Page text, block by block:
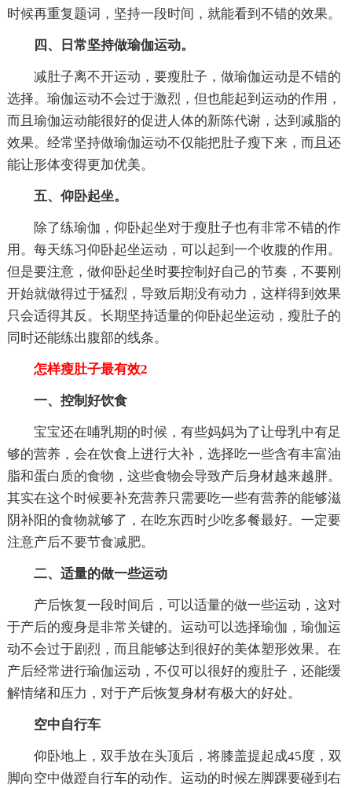
时候再重复题词，坚持一段时间，就能看到不错的效果。
四、日常坚持做瑜伽运动。
减肚子离不开运动，要瘦肚子，做瑜伽运动是不错的
选择。瑜伽运动不会过于激烈，但也能起到运动的作用，
而且瑜伽运动能很好的促进人体的新陈代谢，达到减脂的
效果。经常坚持做瑜伽运动不仅能把肚子瘦下来，而且还
能让形体变得更加优美。
五、仰卧起坐。
除了练瑜伽，仰卧起坐对于瘦肚子也有非常不错的作
用。每天练习仰卧起坐运动，可以起到一个收腹的作用。
但是要注意，做仰卧起坐时要控制好自己的节奏，不要刚
开始就做得过于猛烈，导致后期没有动力，这样得到效果
只会适得其反。长期坚持适量的仰卧起坐运动，瘦肚子的
同时还能练出腹部的线条。
怎样瘦肚子最有效2
一、控制好饮食
宝宝还在哺乳期的时候，有些妈妈为了让母乳中有足
够的营养，会在饮食上进行大补，选择吃一些含有丰富油
脂和蛋白质的食物，这些食物会导致产后身材越来越胖。
其实在这个时候要补充营养只需要吃一些有营养的能够滋
阴补阳的食物就够了，在吃东西时少吃多餐最好。一定要
注意产后不要节食减肥。
二、适量的做一些运动
产后恢复一段时间后，可以适量的做一些运动，这对
于产后的瘦身是非常关键的。运动可以选择瑜伽，瑜伽运
动不会过于剧烈，而且能够达到很好的美体塑形效果。在
产后经常进行瑜伽运动，不仅可以很好的瘦肚子，还能缓
解情绪和压力，对于产后恢复身材有极大的好处。
空中自行车
仰卧地上，双手放在头顶后，将膝盖提起成45度，双
脚向空中做蹬自行车的动作。运动的时候左脚踝要碰到右